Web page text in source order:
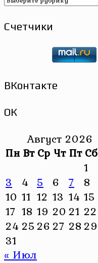
Счетчики
ВКонтакте
ОК
Август 2026
Пн Вт Ср Чт Пт Сб
1
3
4 5 6 7 8
10 11 12 13 14 15
17 18 19 20 21 22
24 2526 27 2829
31
« Июл